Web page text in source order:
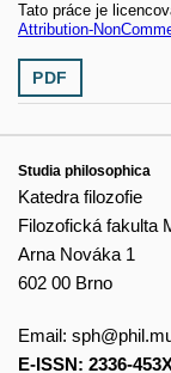
Tato práce je
Attribution-
PDF
Studia philosophica
Katedra filozofie
Filozofická fakulta
Arna Nováka 1
602 00 Brno
Email:
E-ISSN: 2336-